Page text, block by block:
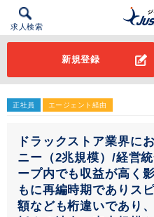
求人検索
新規登録
正社員 エージェント経由
ドラックストア業界に
ニー（2兆規模）/経営
ープ内でも収益が高く
もに再編時期でありス
額なども桁違いであり